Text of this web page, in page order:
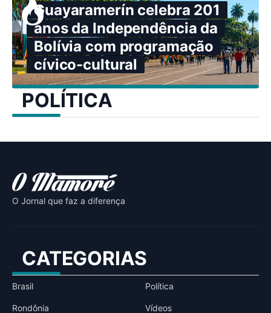
Guayaramerín celebra 201
anos da Independência da
Bolívia com programação
cívico-cultural
POLÍTICA
O Jornal que faz a diferença
CATEGORIAS
Brasil Política
Rondônia Vídeos